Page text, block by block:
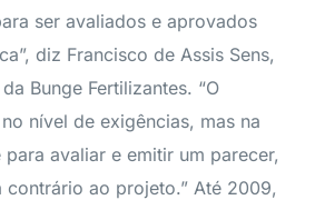
ser avaliados e aprovados
diz Francisco de Assis Sens,
Bunge Fertilizantes. “O
nível de exigências, mas na
avaliar e emitir um parecer,
contrário ao projeto.” Até 2009,